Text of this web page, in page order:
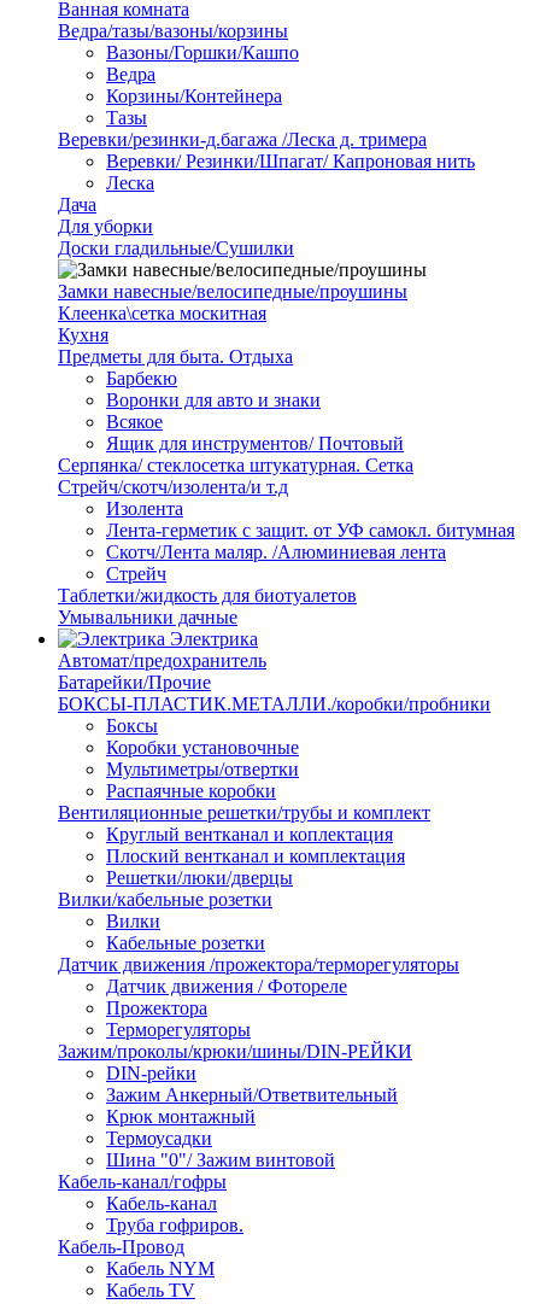
Ванная комната
Ведра/тазы/вазоны/корзины
Вазоны/Горшки/Кашпо
Ведра
Корзины/Контейнера
Тазы
Веревки/резинки-д.багажа /Леска д. тримера
Веревки/ Резинки/Шпагат/ Капроновая нить
Леска
Дача
Для уборки
Доски гладильные/Сушилки
Замки навесные/велосипедные/проушины
Клеенка\сетка москитная
Кухня
Предметы для быта. Отдыха
Барбекю
Воронки для авто и знаки
Всякое
Ящик для инструментов/ Почтовый
Серпянка/ стеклосетка штукатурная. Сетка
Стрейч/скотч/изолента/и т.д
Изолента
Лента-герметик с защит. от УФ самокл. битумная
Скотч/Лента маляр. /Алюминиевая лента
Стрейч
Таблетки/жидкость для биотуалетов
Умывальники дачные
Электрика
Автомат/предохранитель
Батарейки/Прочие
БОКСЫ-ПЛАСТИК.МЕТАЛЛИ./коробки/пробники
Боксы
Коробки установочные
Мультиметры/отвертки
Распаячные коробки
Вентиляционные решетки/трубы и комплект
Круглый вентканал и коплектация
Плоский вентканал и комплектация
Решетки/люки/дверцы
Вилки/кабельные розетки
Вилки
Кабельные розетки
Датчик движения /прожектора/терморегуляторы
Датчик движения / Фотореле
Прожектора
Терморегуляторы
Зажим/проколы/крюки/шины/DIN-РЕЙКИ
DIN-рейки
Зажим Анкерный/Ответвительный
Крюк монтажный
Термоусадки
Шина "0"/ Зажим винтовой
Кабель-канал/гофры
Кабель-канал
Труба гофриров.
Кабель-Провод
Кабель NYM
Кабель TV